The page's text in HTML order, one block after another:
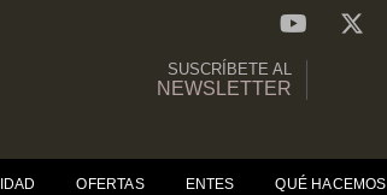
SUSCRÍBETE AL
NEWSLETTER
(CURRENT)
OFERTAS ENTES QUÉ HACEMOS